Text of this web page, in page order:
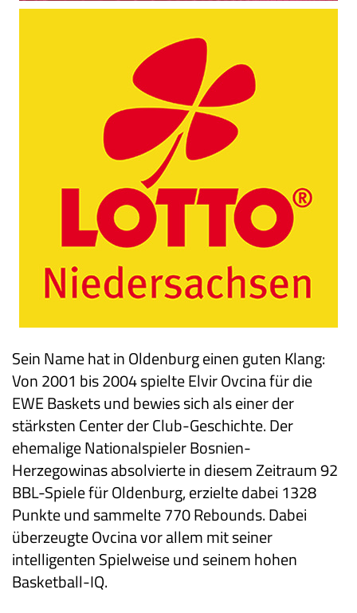
Sein Name hat in Oldenburg einen guten Klang:
Von 2001 bis 2004 spielte Elvir Ovcina für die
EWE Baskets und bewies sich als einer der
stärksten Center der Club-Geschichte. Der
ehemalige Nationalspieler Bosnien-
Herzegowinas absolvierte in diesem Zeitraum 92
BBL-Spiele für Oldenburg, erzielte dabei 1328
Punkte und sammelte 770 Rebounds. Dabei
überzeugte Ovcina vor allem mit seiner
intelligenten Spielweise und seinem hohen
Basketball-IQ.